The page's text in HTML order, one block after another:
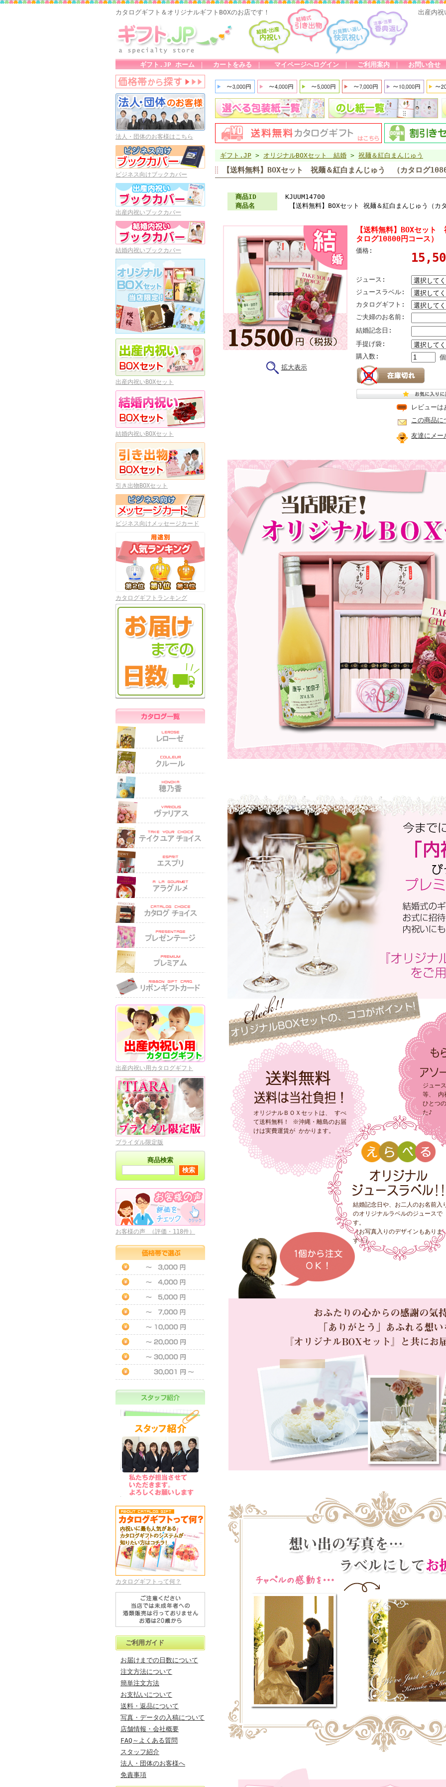
カタログギフト＆オリジナルギフトBOXのお店です！ 出産内
ギフト.JP ホーム ｜ カートをみる ｜ マイページへログイン ｜ ご利用案内 ｜ お問い合せ
法人・団体のお客様はこちら
ビジネス向けブックカバー
出産内祝いブックカバー
結婚内祝いブックカバー
出産内祝いBOXセット
結婚内祝いBOXセット
引き出物BOXセット
ビジネス向けメッセージカード
カタログギフトランキング
出産内祝い用カタログギフト
ブライダル限定版
商品検索
お客様の声 （評価・118件）
カタログギフトって何？
ご利用ガイド
お届けまでの日数について
注文方法について
簡単注文方法
お支払いについて
送料・返品について
写真・データの入稿について
店舗情報・会社概要
FAQ～よくある質問
スタッフ紹介
法人・団体のお客様へ
免責事項
ギフト.JP > オリジナルBOXセット 結婚 > 祝麺＆紅白まんじゅう
【送料無料】BOXセット 祝麺＆紅白まんじゅう （カタログ
商品ID
KJUUM14700
商品名
【送料無料】BOXセット 祝麺＆紅白まんじゅう（カ
拡大表示
【送料無料】BOXセッ
タログ10800円コース）
価格:
ジュース:
ジュースラベル:
カタログギフト:
ご夫婦のお名前:
結婚記念日:
手提げ袋:
購入数:
個
レビューは
この商品に
友達にメー
オリジナルＢＯＸセットは、 すべ
て送料無料！ ※沖縄・離島のお届
けは実費運賃が かかります。
ジュー
等、 内
ひとつ
た♪
結婚記念日や、お二人のお名前入
のオリジナルラベルのジュースで
す。
（お写真入りのデザインもありま
す！）